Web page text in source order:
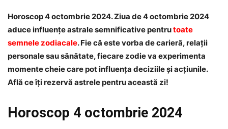
Horoscop 4 octombrie 2024. Ziua de 4 octombrie 2024
aduce influențe astrale semnificative pentrutoate
semnele zodiacale. Fie că este vorba de carieră, relații
personale sau sănătate, fiecare zodie va experimenta
momente cheie care pot influența deciziile și acțiunile.
Află ce îți rezervă astrele pentru această zi!
Horoscop 4 octombrie 2024